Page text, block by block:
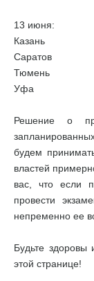
13 июня:
Казань
Саратов
Тюмень
Уфа
Решение о
будем
властей
вас, что если
провести
непременно ее
Будьте
этой странице!